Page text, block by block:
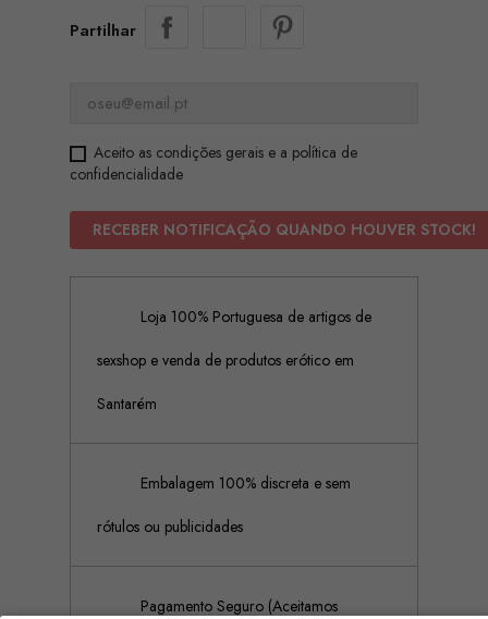
Partilhar
Aceito as condições gerais e a política de
confidencialidade
RECEBER NOTIFICAÇÃO QUANDO HOUVER STOCK!
Loja 100% Portuguesa de artigos de
sexshop e venda de produtos erótico em
Santarém
Embalagem 100% discreta e sem
rótulos ou publicidades
Pagamento Seguro (Aceitamos